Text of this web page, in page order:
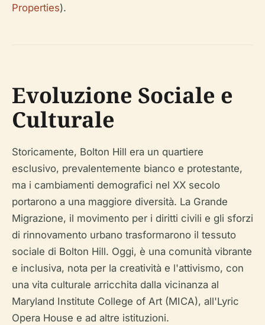
Properties).
Evoluzione Sociale e
Culturale
Storicamente, Bolton Hill era un quartiere
esclusivo, prevalentemente bianco e protestante,
ma i cambiamenti demografici nel XX secolo
portarono a una maggiore diversità. La Grande
Migrazione, il movimento per i diritti civili e gli sforzi
di rinnovamento urbano trasformarono il tessuto
sociale di Bolton Hill. Oggi, è una comunità vibrante
e inclusiva, nota per la creatività e l'attivismo, con
una vita culturale arricchita dalla vicinanza al
Maryland Institute College of Art (MICA), all'Lyric
Opera House e ad altre istituzioni.